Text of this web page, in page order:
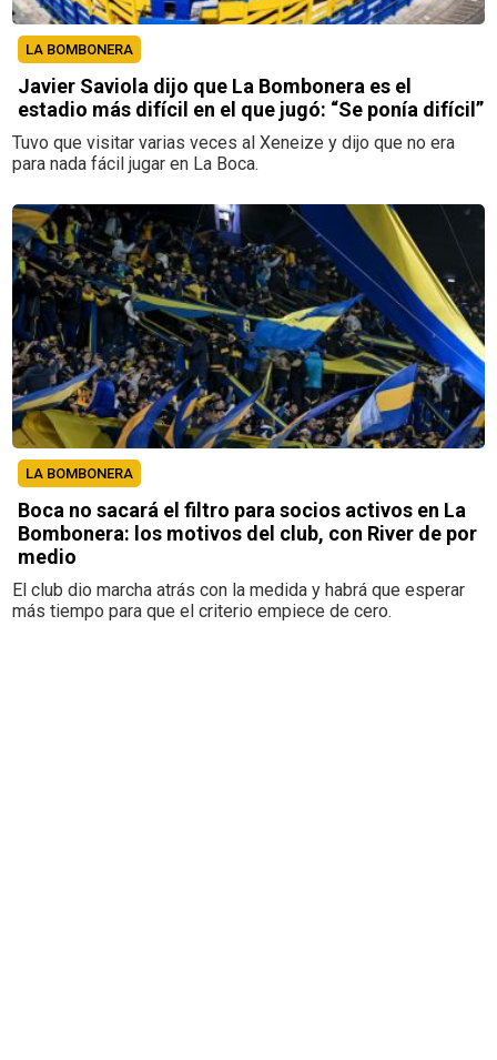
LA BOMBONERA
Javier Saviola dijo que La Bombonera es el
estadio más difícil en el que jugó: “Se ponía difícil”
Tuvo que visitar varias veces al Xeneize y dijo que no era
para nada fácil jugar en La Boca.
LA BOMBONERA
Boca no sacará el filtro para socios activos en La
Bombonera: los motivos del club, con River de por
medio
El club dio marcha atrás con la medida y habrá que esperar
más tiempo para que el criterio empiece de cero.